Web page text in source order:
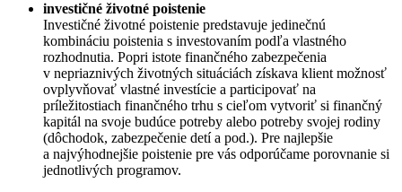
investičné životné poistenie
Investičné životné poistenie predstavuje jedinečnú
kombináciu poistenia s investovaním podľa vlastného
rozhodnutia. Popri istote finančného zabezpečenia
v nepriaznivých životných situáciách získava klient možnosť
ovplyvňovať vlastné investície a participovať na
príležitostiach finančného trhu s cieľom vytvoriť si finančný
kapitál na svoje budúce potreby alebo potreby svojej rodiny
(dôchodok, zabezpečenie detí a pod.). Pre najlepšie
a najvýhodnejšie poistenie pre vás odporúčame porovnanie si
jednotlivých programov.